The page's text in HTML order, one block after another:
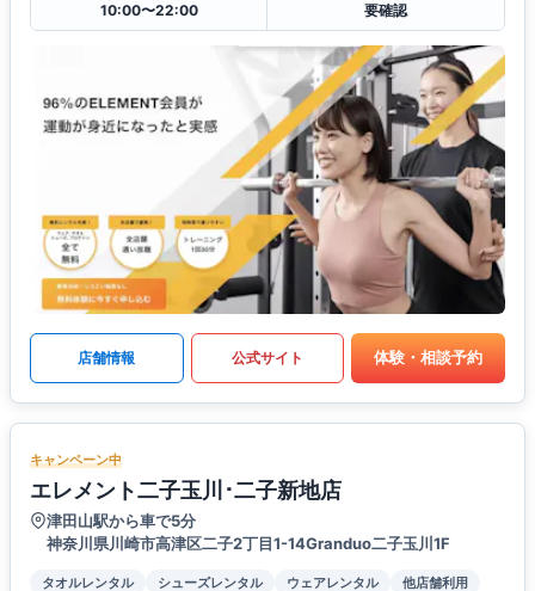
10:00〜22:00
要確認
店舗情報 公式サイト 体験・相談予約
キャンペーン中
エレメント二子玉川･二子新地店
津田山駅から車で5分
神奈川県川崎市高津区二子2丁目1-14Granduo二子玉川1F
タオルレンタル シューズレンタル ウェアレンタル
他店舗利用